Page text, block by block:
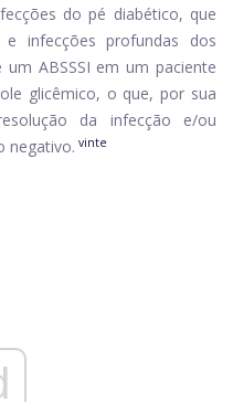
do pé diabético, que
infecções profundas dos
um ABSSSI em um paciente
glicêmico, o que, por sua
da infecção e/ou
negativo. vinte